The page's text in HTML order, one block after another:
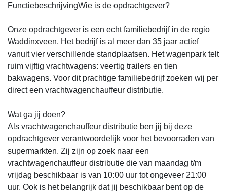
FunctiebeschrijvingWie is de opdrachtgever?
Onze opdrachtgever is een echt familiebedrijf in de regio
Waddinxveen. Het bedrijf is al meer dan 35 jaar actief
vanuit vier verschillende standplaatsen. Het wagenpark telt
ruim vijftig vrachtwagens: veertig trailers en tien
bakwagens. Voor dit prachtige familiebedrijf zoeken wij per
direct een vrachtwagenchauffeur distributie.
Wat ga jij doen?
Als vrachtwagenchauffeur distributie ben jij bij deze
opdrachtgever verantwoordelijk voor het bevoorraden van
supermarkten. Zij zijn op zoek naar een
vrachtwagenchauffeur distributie die van maandag t/m
vrijdag beschikbaar is van 10:00 uur tot ongeveer 21:00
uur. Ook is het belangrijk dat jij beschikbaar bent op de